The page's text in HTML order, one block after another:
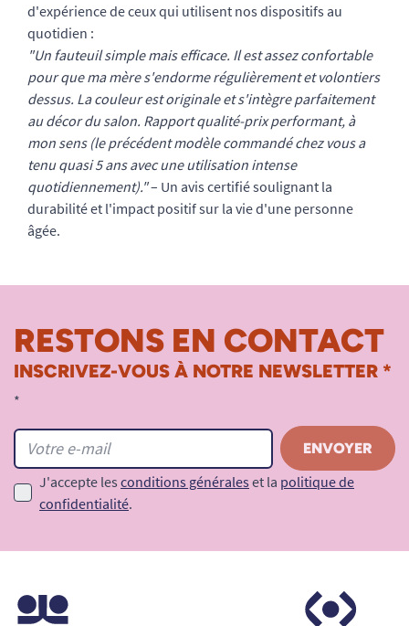
d'expérience de ceux qui utilisent nos dispositifs au
quotidien :
"Un fauteuil simple mais efficace. Il est assez confortable
pour que ma mère s'endorme régulièrement et volontiers
dessus. La couleur est originale et s'intègre parfaitement
au décor du salon. Rapport qualité-prix performant, à
mon sens (le précédent modèle commandé chez vous a
tenu quasi 5 ans avec une utilisation intense
quotidiennement)."– Un avis certifié soulignant la
durabilité et l'impact positif sur la vie d'une personne
âgée.
RESTONS EN CONTACT
INSCRIVEZ-VOUS À NOTRE NEWSLETTER *
*
J'accepte les conditions générales et la politique de
confidentialité.